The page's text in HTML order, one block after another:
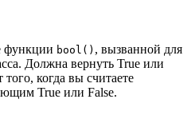
функции bool() , вызванной для
Должна вернуть True или
когда вы считаете
True или False.